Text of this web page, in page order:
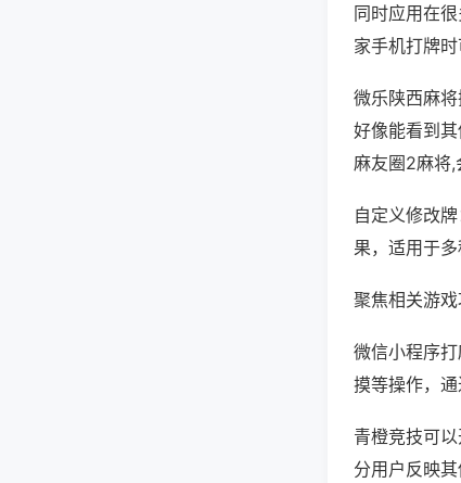
同时应用在
家手机打牌
微乐陕西麻
好像能看到
麻友圈2麻将,
自定义修改
果，适用于
聚焦相关游戏
微信小程序
摸等操作，通
青橙竞技可
分用户反映